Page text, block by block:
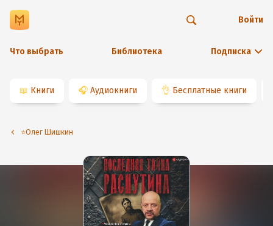
Что выбрать Библиотека Подписка
Войти
📖 Книги 🎧 Аудиокниги 👌 Бесплатные книги
⭐️Олег Шишкин